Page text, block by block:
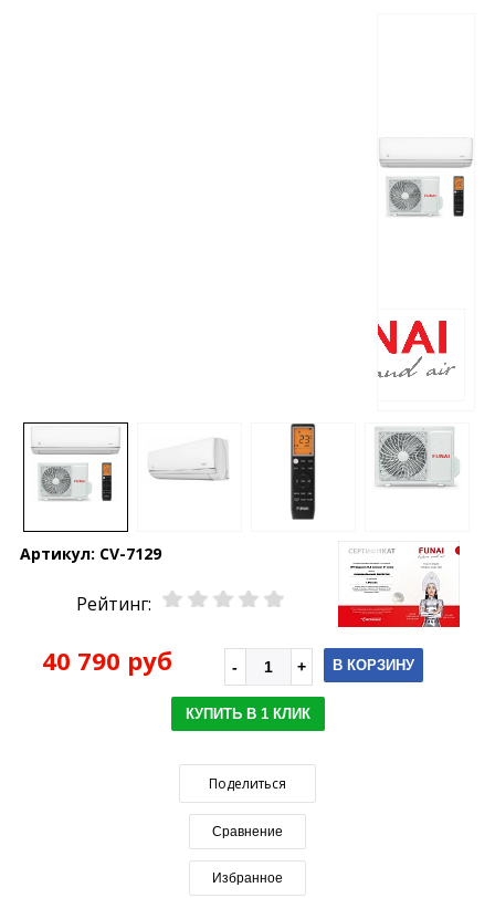
Артикул: CV-7129
Рейтинг:
40 790 руб В КОРЗИНУ
КУПИТЬ В 1 КЛИК
Поделиться
Сравнение
Избранное